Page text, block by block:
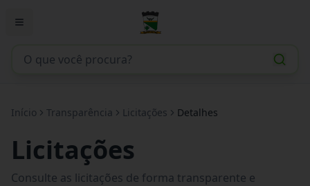
Início Transparência Licitações Detalhes
Licitações
Consulte as licitações de forma transparente e